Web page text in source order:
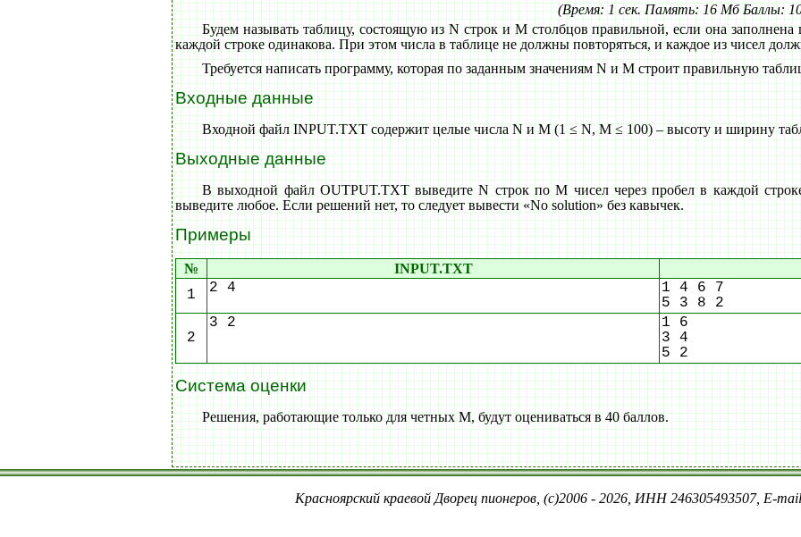
(Время: 1 сек. Память: 16 Мб Баллы:
Будем называть таблицу, состоящую из N строк и M столбцов правильной, если она
каждой строке одинакова. При этом числа в таблице не должны повторяться, и каждое из чисел
Требуется написать программу, которая по заданным значениям N и M строит правильную
Входные данные
Входной файл INPUT.TXT содержит целые числа N и M (1 ≤ N, M ≤ 100) – высоту и ширину
Выходные данные
В выходной файл OUTPUT.TXT выведите N строк по M чисел через пробел в каждой
выведите любое. Если решений нет, то следует вывести «No solution» без кавычек.
Примеры
№ INPUT.TXT
1 2 4
1 4 6 7
5 3 8 2
2
3 2
1 6
3 4
5 2
Система оценки
Решения, работающие только для четных M, будут оцениваться в 40 баллов.
Красноярский краевой Дворец пионеров, (c)2006 - 2026, ИНН 246305493507, E-